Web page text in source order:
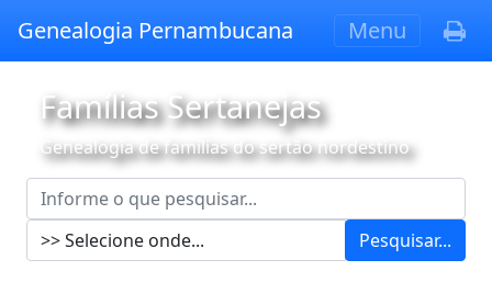
Genealogia Pernambucana Menu
Famílias Sertanejas
Genealogia de famílias do sertão nordestino
Pesquisar...